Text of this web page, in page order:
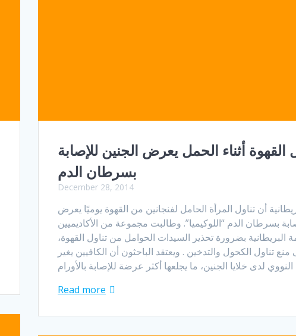
القهوة أثناء الحمل يعرض الجنين للإصابة
بسرطان الدم
December 28, 2014
أن تناول المرأة الحامل لفنجانين من القهوة يوميًا يعرض
بسرطان الدم “اللوكيميا”. وطالبت مجموعة من الأكاديميين
البريطانية بضرورة تحذير السيدات الحوامل من تناول القهوة،
منع تناول الكحول والتدخين . ويعتقد الباحثون أن الكافيين يغير
Read more